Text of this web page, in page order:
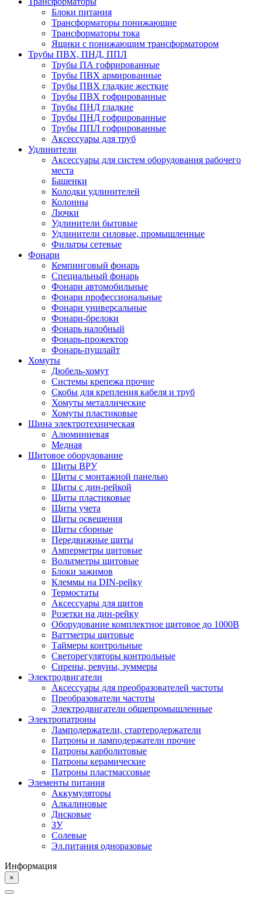
Блоки питания
Трансформаторы понижающие
Трансформаторы тока
Ящики с понижающим трансформатором
Трубы ПВХ, ПНД, ППЛ
Трубы ПА гофрированные
Трубы ПВХ армированные
Трубы ПВХ гладкие жесткие
Трубы ПВХ гофрированные
Трубы ПНД гладкие
Трубы ПНД гофрированные
Трубы ППЛ гофрированные
Аксессуары для труб
Удлинители
Аксессуары для систем оборудования рабочего
места
Башенки
Колодки удлинителей
Колонны
Лючки
Удлинители бытовые
Удлинители силовые, промышленные
Фильтры сетевые
Фонари
Кемпинговый фонарь
Специальный фонарь
Фонари автомобильные
Фонари профессиональные
Фонари универсальные
Фонари-брелоки
Фонарь налобный
Фонарь-прожектор
Фонарь-пушлайт
Хомуты
Дюбель-хомут
Системы крепежа прочие
Скобы для крепления кабеля и труб
Хомуты металлические
Хомуты пластиковые
Шина электротехническая
Алюминиевая
Медная
Щитовое оборудование
Щиты ВРУ
Щиты с монтажной панелью
Щиты с дин-рейкой
Щиты пластиковые
Щиты учета
Щиты освещения
Щиты сборные
Передвижные щиты
Амперметры щитовые
Вольтметры щитовые
Блоки зажимов
Клеммы на DIN-рейку
Термостаты
Аксессуары для щитов
Розетки на дин-рейку
Оборудование комплектное щитовое до 1000В
Ваттметры щитовые
Таймеры контрольные
Светорегуляторы контрольные
Сирены, ревуны, зуммеры
Электродвигатели
Аксессуары для преобразователей частоты
Преобразователи частоты
Электродвигатели общепромышленные
Электропатроны
Ламподержатели, стартеродержатели
Патроны и ламподержатели прочие
Патроны карболитовые
Патроны керамические
Патроны пластмассовые
Элементы питания
Аккумуляторы
Алкалиновые
Дисковые
ЗУ
Солевые
Эл.питания одноразовые
Информация
×